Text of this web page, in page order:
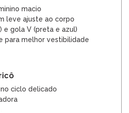
macio
leve ajuste ao corpo
e gola V (preta e azul)
para melhor vestibilidade
ciclo delicado